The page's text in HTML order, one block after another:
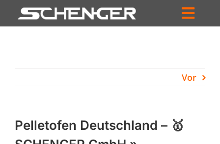
Inhalt
HÄNDLERSUCHE
UNTERNEHMEN
Vor
Pelletofen Deutschland – 🥇